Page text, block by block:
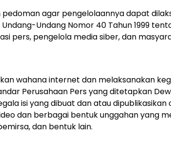
agar pengelolaannya dapat
Undang Nomor 40 Tahun 1999
pers, pengelola media siber, dan
wahana internet dan melaksanakan
Perusahaan Pers yang ditetapkan
isi yang dibuat dan atau dipublikasikan
dan berbagai bentuk unggahan yang
dan bentuk lain.